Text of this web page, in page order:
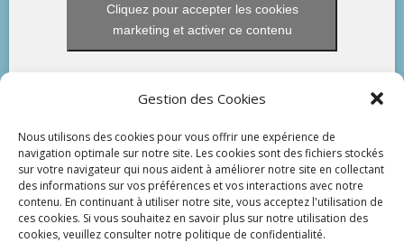
Gestion des Cookies
Nous utilisons des cookies pour vous offrir une expérience de
navigation optimale sur notre site. Les cookies sont des fichiers stockés
sur votre navigateur qui nous aident à améliorer notre site en collectant
des informations sur vos préférences et vos interactions avec notre
contenu. En continuant à utiliser notre site, vous acceptez l'utilisation de
ces cookies. Si vous souhaitez en savoir plus sur notre utilisation des
cookies, veuillez consulter notre politique de confidentialité.
Cliquez pour accepter les cookies
marketing et activer ce contenu